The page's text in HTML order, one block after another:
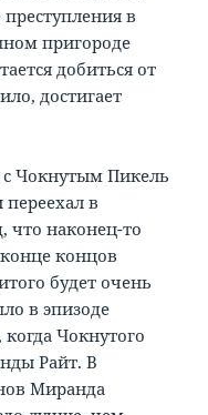
в
пригороде
добиться от
достигает
с Чокнутым Пикель
в
что наконец-то
концов
будет очень
в эпизоде
Чокнутого
Райт. В
Миранда